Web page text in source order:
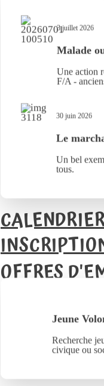
3 juillet 2026
Malade
Une action
F/A -
30 juin 2026
Le
Un bel
tous.
OFFRES
Jeune
Recherche
civique ou